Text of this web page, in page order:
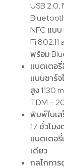
USB 2.0,
NFC แบบ
Fi
พร้อม
แบตเตอรี่
แบบชาร์
สูง 1130
TDM –
พิมพ์ใบเส
17 ชั่วโม
แบตเตอ
เดียว
กลไกการ